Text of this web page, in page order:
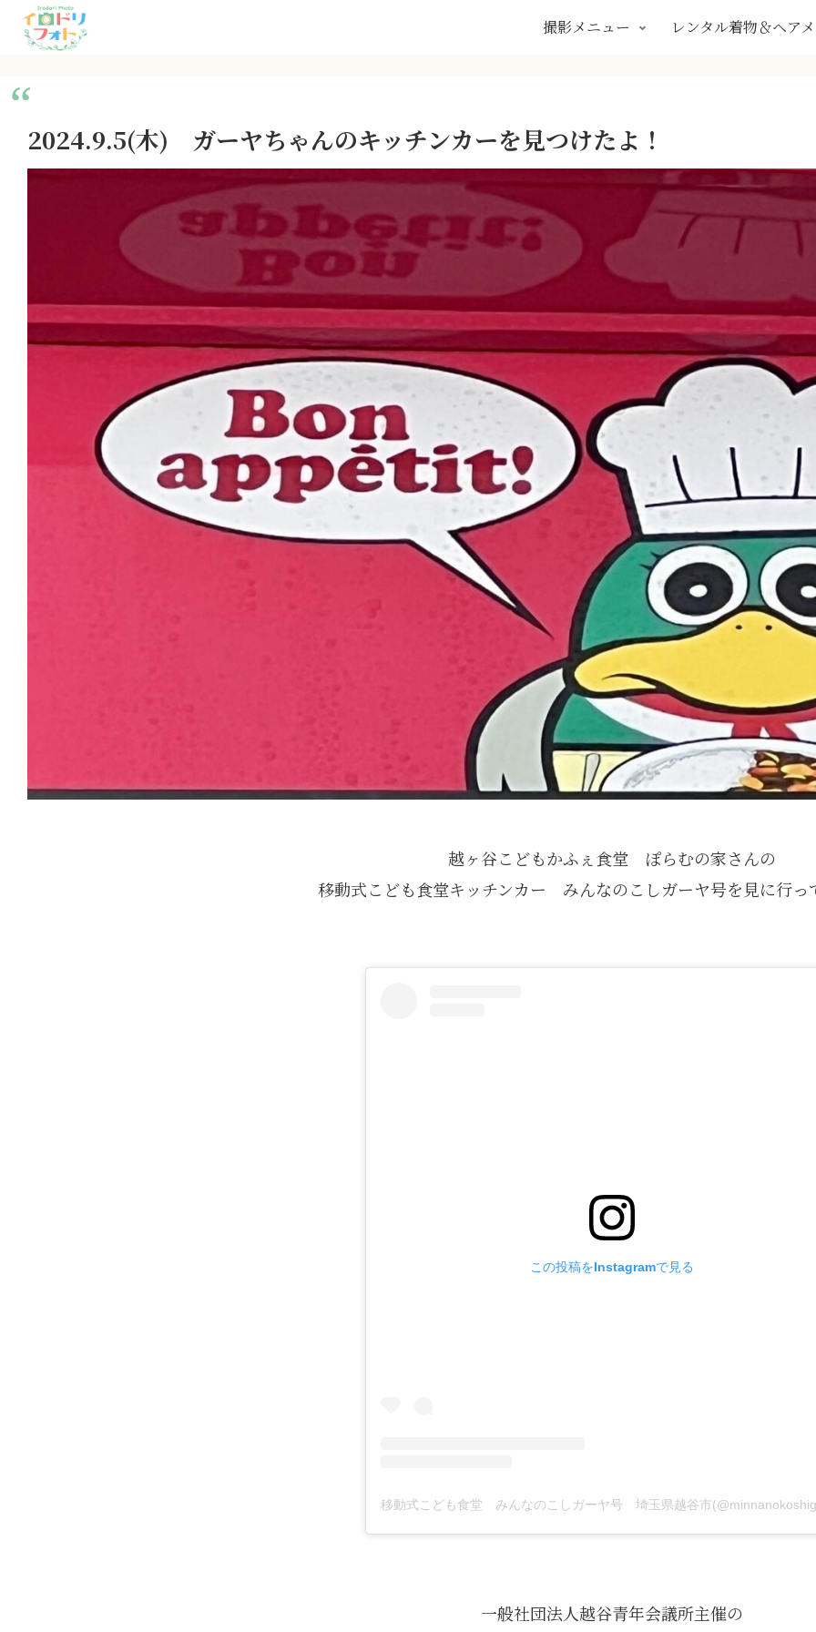
撮影メニュー レンタル着物＆ヘア
2024.9.5(木) ガーヤちゃんのキッチンカーを見つけたよ！
越ヶ谷こどもかふぇ食堂 ぽらむの家さんの
移動式こども食堂キッチンカー みんなのこしガーヤ号を見に行っ
この投稿をInstagramで見る
一般社団法人越谷青年会議所主催の